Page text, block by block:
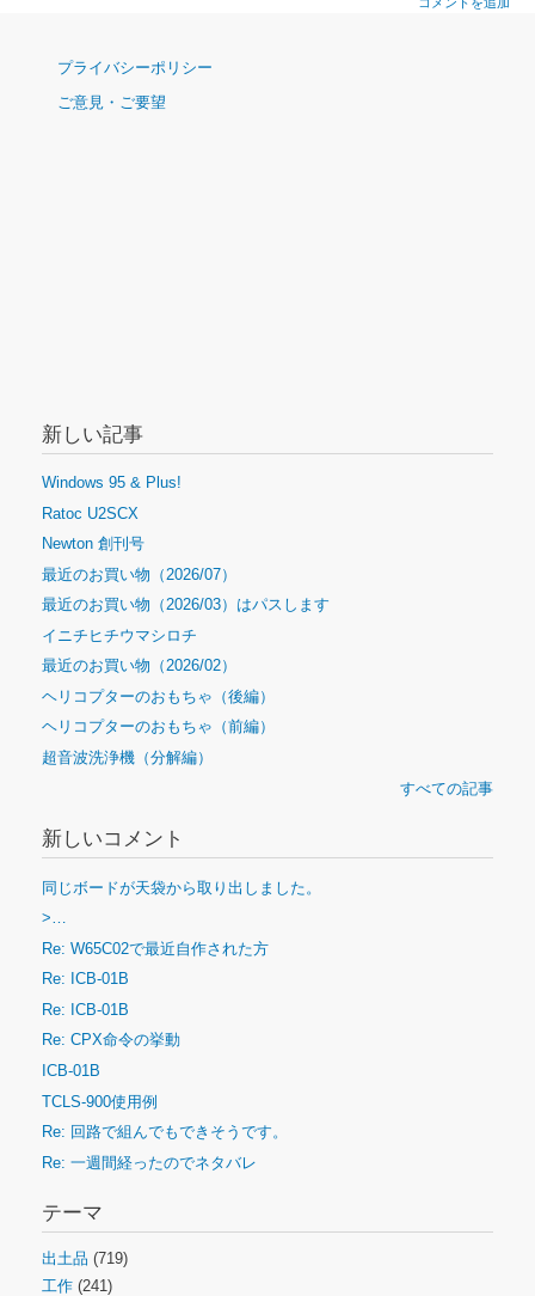
ナ
ゲ
プライバシーポリシー
ご意見・ご要望
新しい記事
Windows 95 & Plus!
Ratoc U2SCX
Newton 創刊号
最近のお買い物（2026/07）
最近のお買い物（2026/03）はパスします
イニチヒチウマシロチ
最近のお買い物（2026/02）
ヘリコプターのおもちゃ（後編）
ヘリコプターのおもちゃ（前編）
超音波洗浄機（分解編）
すべての記事
新しいコメント
同じボードが天袋から取り出しました。
>…
Re: W65C02で最近自作された方
Re: ICB-01B
Re: ICB-01B
Re: CPX命令の挙動
ICB-01B
TCLS-900使用例
Re: 回路で組んでもできそうです。
Re: 一週間経ったのでネタバレ
テーマ
出土品 (719)
工作 (241)